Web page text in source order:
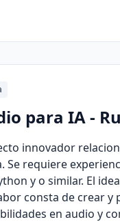
para IA -
innovador
Se requiere
y o similar. El
consta de crear y
en audio y